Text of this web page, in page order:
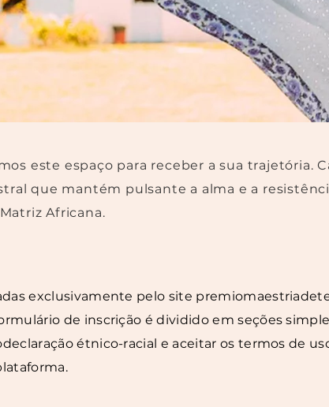
este espaço para receber a sua trajetória.
que mantém pulsante a alma e a
Africana.
exclusivamente pelo site
de inscrição é dividido em seções
étnico-racial e aceitar os termos de